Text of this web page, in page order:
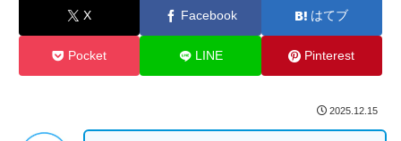
X Facebook はてブ
Pocket LINE Pinterest
2025.12.15